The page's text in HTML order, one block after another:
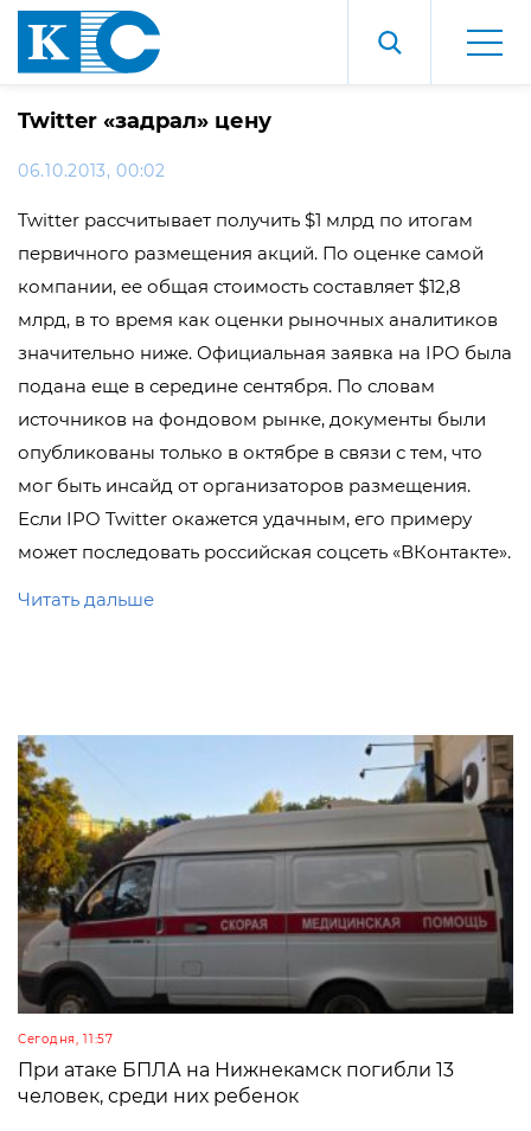
Twitter «задрал» цену
06.10.2013, 00:02
Twitter рассчитывает получить $1 млрд по итогам
первичного размещения акций. По оценке самой
компании, ее общая стоимость составляет $12,8
млрд, в то время как оценки рыночных аналитиков
значительно ниже. Официальная заявка на IPO была
подана еще в середине сентября. По словам
источников на фондовом рынке, документы были
опубликованы только в октябре в связи с тем, что
мог быть инсайд от организаторов размещения.
Если IPO Twitter окажется удачным, его примеру
может последовать российская соцсеть «ВКонтакте».
Читать дальше
Сегодня, 11:57
При атаке БПЛА на Нижнекамск погибли 13
человек, среди них ребенок